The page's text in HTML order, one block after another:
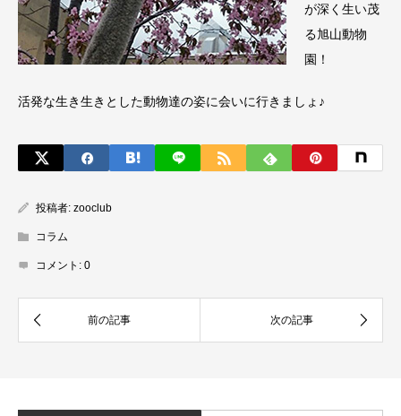
が深く生い茂
る旭山動物
園！
活発な生き生きとした動物達の姿に会いに行きましょ♪
投稿者: zooclub
コラム
コメント: 0